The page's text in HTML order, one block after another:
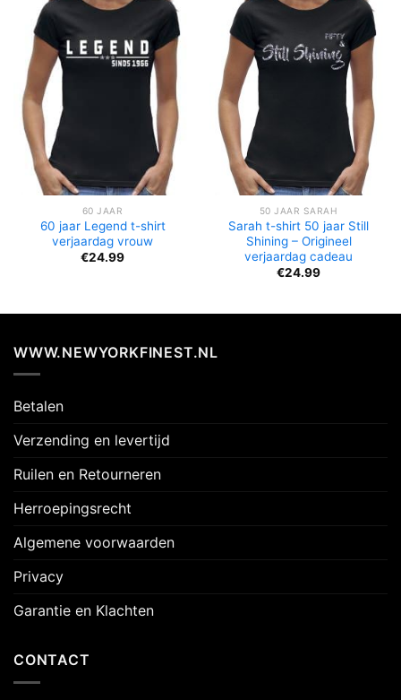
60 JAAR
60 jaar Legend t-shirt
verjaardag vrouw
€24.99
50 JAAR SARAH
Sarah t-shirt 50 jaar Still
Shining – Origineel
verjaardag cadeau
€24.99
WWW.NEWYORKFINEST.NL
Betalen
Verzending en levertijd
Ruilen en Retourneren
Herroepingsrecht
Algemene voorwaarden
Privacy
Garantie en Klachten
CONTACT